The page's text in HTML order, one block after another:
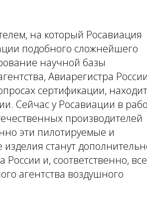
на который Росавиация
подобного сложнейшего
научной базы
Авиарегистра
сертификации,
Сейчас у Росавиации в
производителей
эти пилотируемые и
станут
и, соответственно,
агентства воздушного